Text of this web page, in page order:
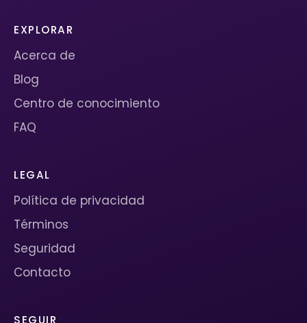
EXPLORAR
Acerca de
Blog
Centro de conocimiento
FAQ
LEGAL
Política de privacidad
Términos
Seguridad
Contacto